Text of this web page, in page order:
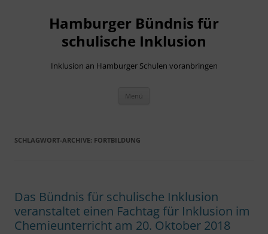
Hamburger Bündnis für
schulische Inklusion
Inklusion an Hamburger Schulen voranbringen
Menü
SCHLAGWORT-ARCHIVE: FORTBILDUNG
Das Bündnis für schulische Inklusion
veranstaltet einen Fachtag für Inklusion im
Chemieunterricht am 20. Oktober 2018